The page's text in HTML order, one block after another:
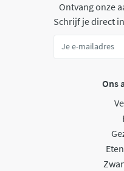
Ontvang onze
Schrijf je direct
Ons